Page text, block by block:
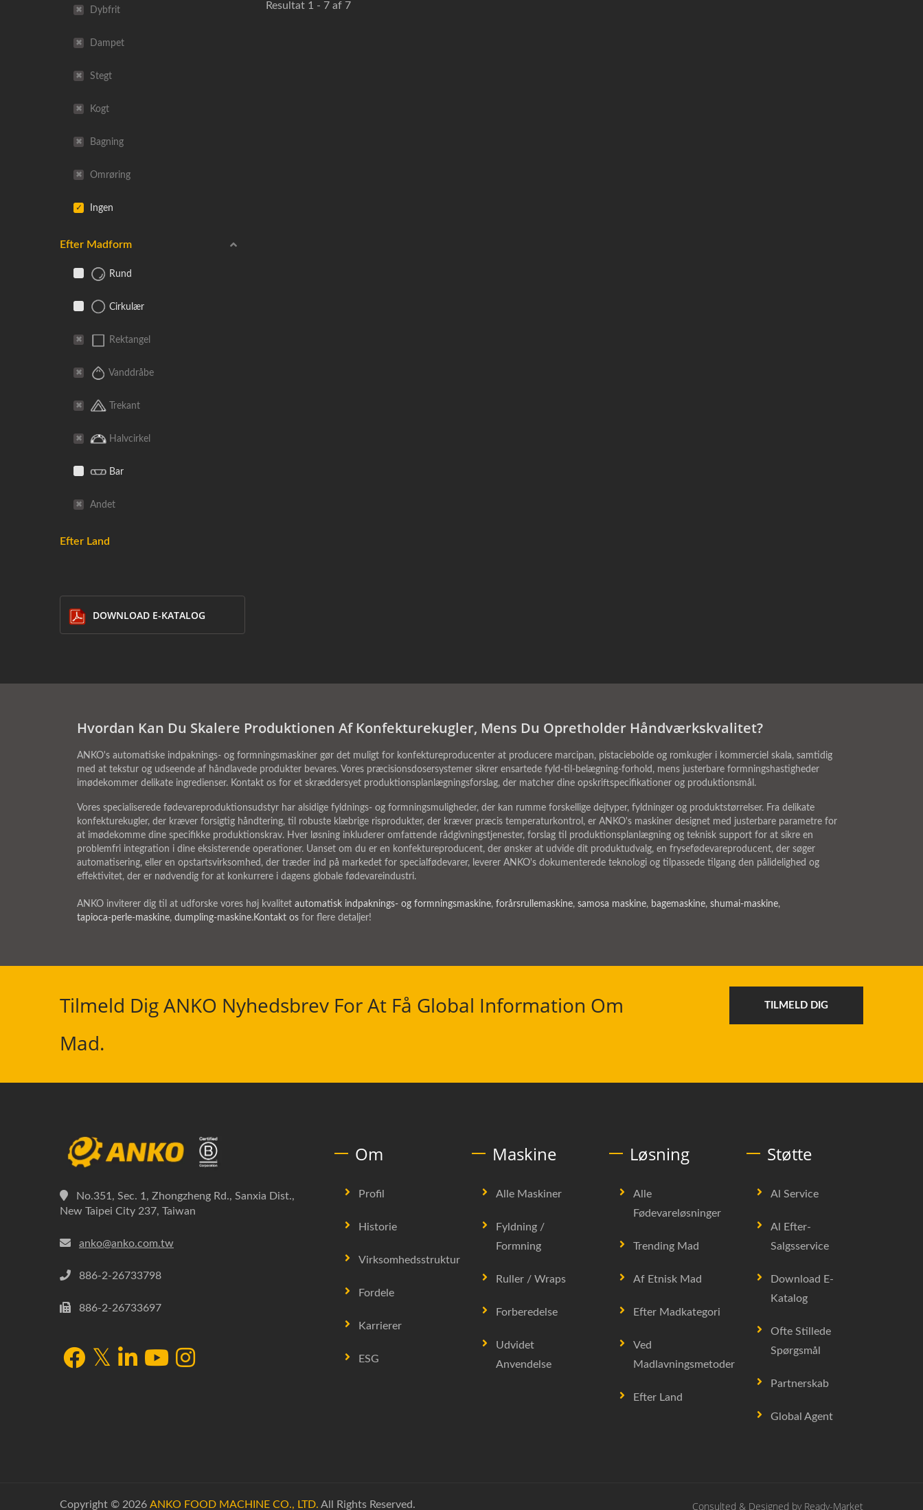
Dybfrit
Dampet
Stegt
Kogt
Bagning
Omrøring
Ingen
Efter Madform
Rund
Cirkulær
Rektangel
Vanddråbe
Trekant
Halvcirkel
Bar
Andet
Efter Land
DOWNLOAD E-KATALOG
Resultat 1 - 7 af 7
Hvordan Kan Du Skalere Produktionen Af Konfekturekugler, Mens Du Opretholder Håndværkskvalitet?
ANKO's automatiske indpaknings- og formningsmaskiner gør det muligt for konfektureproducenter at producere marcipan, pistaciebolde og romkugler i kommerciel skala, samtidig
med at tekstur og udseende af håndlavede produkter bevares. Vores præcisionsdosersystemer sikrer ensartede fyld-til-belægning-forhold, mens justerbare formningshastigheder
imødekommer delikate ingredienser. Kontakt os for et skræddersyet produktionsplanlægningsforslag, der matcher dine opskriftspecifikationer og produktionsmål.
Vores specialiserede fødevareproduktionsudstyr har alsidige fyldnings- og formningsmuligheder, der kan rumme forskellige dejtyper, fyldninger og produktstørrelser. Fra delikate
konfekturekugler, der kræver forsigtig håndtering, til robuste klæbrige risprodukter, der kræver præcis temperaturkontrol, er ANKO's maskiner designet med justerbare parametre for
at imødekomme dine specifikke produktionskrav. Hver løsning inkluderer omfattende rådgivningstjenester, forslag til produktionsplanlægning og teknisk support for at sikre en
problemfri integration i dine eksisterende operationer. Uanset om du er en konfektureproducent, der ønsker at udvide dit produktudvalg, en frysefødevareproducent, der søger
automatisering, eller en opstartsvirksomhed, der træder ind på markedet for specialfødevarer, leverer ANKO's dokumenterede teknologi og tilpassede tilgang den pålidelighed og
effektivitet, der er nødvendig for at konkurrere i dagens globale fødevareindustri.
ANKO inviterer dig til at udforske vores høj kvalitet automatisk indpaknings- og formningsmaskine, forårsrullemaskine, samosa maskine, bagemaskine, shumai-maskine,
tapioca-perle-maskine, dumpling-maskine.Kontakt os for flere detaljer!
Tilmeld Dig ANKO Nyhedsbrev For At Få Global Information Om
Mad.
TILMELD DIG
No.351, Sec. 1, Zhongzheng Rd., Sanxia Dist.,
New Taipei City 237, Taiwan
anko@anko.com.tw
886-2-26733798
886-2-26733697
Om
Profil
Historie
Virksomhedsstruktur
Fordele
Karrierer
ESG
Maskine
Alle Maskiner
Fyldning /
Formning
Ruller / Wraps
Forberedelse
Udvidet
Anvendelse
Løsning
Alle
Fødevareløsninger
Trending Mad
Af Etnisk Mad
Efter Madkategori
Ved
Madlavningsmetoder
Efter Land
Støtte
Al Service
Al Efter-
Salgsservice
Download E-
Katalog
Ofte Stillede
Spørgsmål
Partnerskab
Global Agent
Copyright © 2026 ANKO FOOD MACHINE CO., LTD. All Rights Reserved. Consulted & Designed by Ready-Market